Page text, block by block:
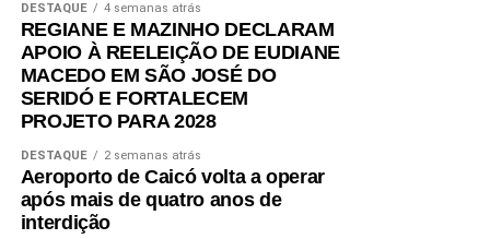
etarismo.
Outro ponto enfatizado foi a Lei da Transferência Direta,
de autoria do parlamentar, que garante o repasse direto
aos municípios dos recursos de ICMS, IPVA e Fundeb,
fortalecendo a autonomia das prefeituras e
proporcionando mais agilidade na oferta de serviços
públicos à população.
DESTAQUE 4 semanas atrás
REGIANE E MAZINHO DECLARAM
APOIO À REELEIÇÃO DE EUDIANE
MACEDO EM SÃO JOSÉ DO
SERIDÓ E FORTALECEM
PROJETO PARA 2028
DESTAQUE 2 semanas atrás
Aeroporto de Caicó volta a operar
após mais de quatro anos de
interdição